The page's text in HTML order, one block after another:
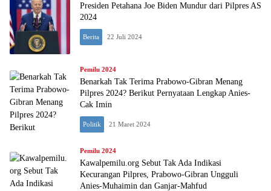
Presiden Petahana Joe Biden Mundur dari Pilpres AS
2024
Berita 22 Juli 2024
Pemilu 2024
Benarkah Tak Terima Prabowo-Gibran Menang
Pilpres 2024? Berikut Pernyataan Lengkap Anies-
Cak Imin
Politik 21 Maret 2024
Pemilu 2024
Kawalpemilu.org Sebut Tak Ada Indikasi
Kecurangan Pilpres, Prabowo-Gibran Ungguli
Anies-Muhaimin dan Ganjar-Mahfud